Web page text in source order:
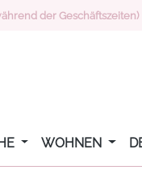
der Geschäftszeiten)
WOHNEN